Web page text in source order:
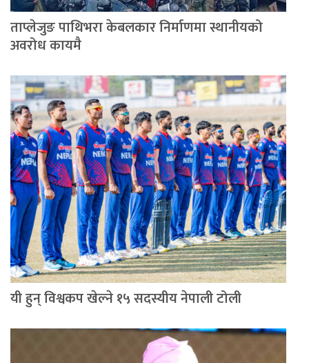
ताप्लेजुङ पाथिभरा केबलकार निर्माणमा स्थानीयको
अवरोध कायमै
यी हुन् विश्वकप खेल्ने १५ सदस्यीय नेपाली टोली